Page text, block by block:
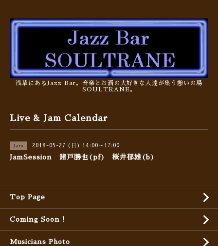
浅草にあるJazz Bar。音楽とお酒の大好きな人達が集う憩いの場
SOULTRANE。
Live & Jam Calendar
Jam 2018-05-27 (日) 14:00～17:00
JamSession 諸戸勝也(pf) 桜井郁雄(b)
Top Page
Coming Soon !
Musicians Photo